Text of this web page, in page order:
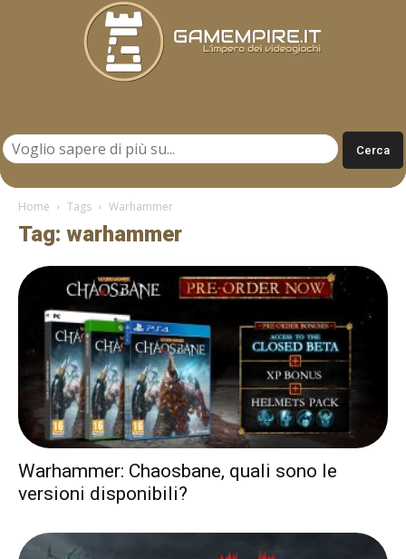
Home Tags Warhammer
Tag: warhammer
Warhammer: Chaosbane, quali sono le
versioni disponibili?